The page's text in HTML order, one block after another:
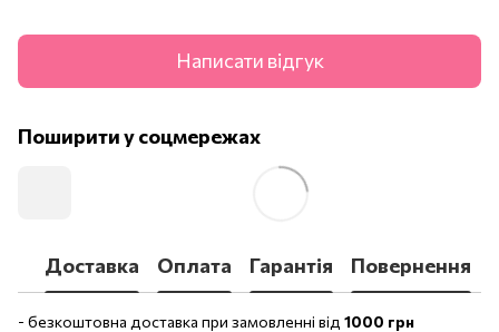
Написати відгук
Поширити у соцмережах
Доставка Оплата Гарантія Повернення
- безкоштовна доставка при замовленні від 1000 грн